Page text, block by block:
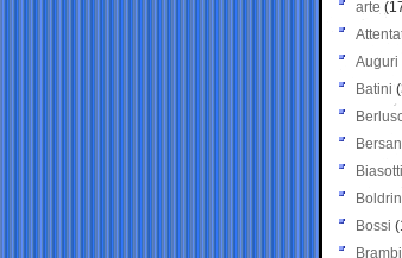
arte
Auguri
Batini
Biasotti
Bossi